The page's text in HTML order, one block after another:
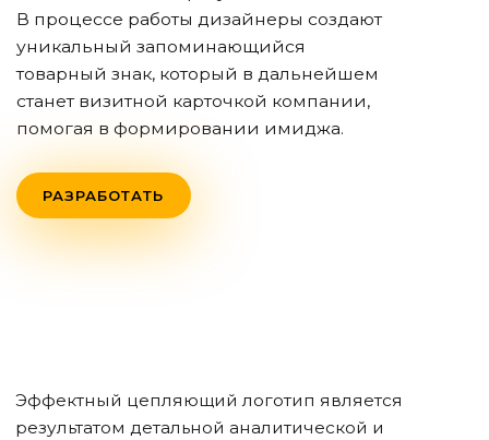
В процессе работы дизайнеры создают
уникальный запоминающийся
товарный знак, который в дальнейшем
станет визитной карточкой компании,
помогая в формировании имиджа.
РАЗРАБОТАТЬ
Эффектный цепляющий логотип является
результатом детальной аналитической и